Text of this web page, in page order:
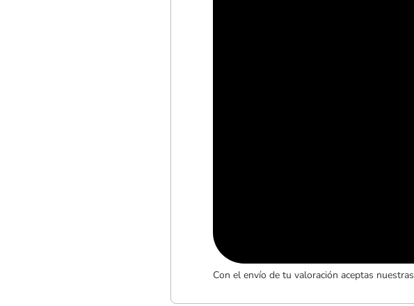
Con el envío de tu valoración aceptas nuestras